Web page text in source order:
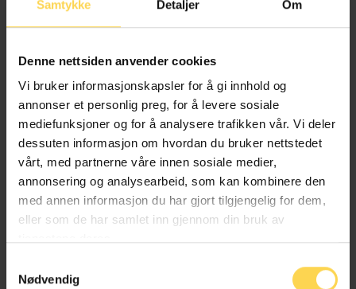
Samtykke Detaljer Om
Denne nettsiden anvender cookies
Vi bruker informasjonskapsler for å gi innhold og
annonser et personlig preg, for å levere sosiale
mediefunksjoner og for å analysere trafikken vår. Vi deler
dessuten informasjon om hvordan du bruker nettstedet
vårt, med partnerne våre innen sosiale medier,
annonsering og analysearbeid, som kan kombinere den
med annen informasjon du har gjort tilgjengelig for dem,
eller som de har samlet inn gjennom din bruk av
Nødvendig
Imran Haider
Trygderett og pensjonsrett